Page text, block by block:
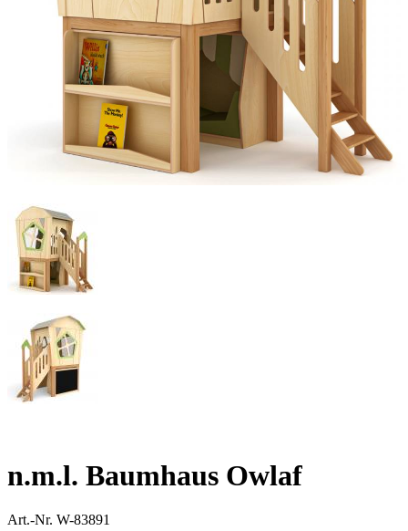
n.m.l. Baumhaus Owlaf
Art.-Nr. W-83891